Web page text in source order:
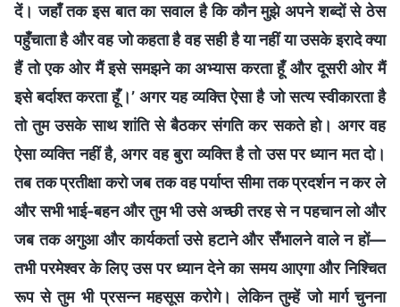
दें। जहाँ तक इस बात का सवाल है कि कौन मुझे अपने शब्दों से ठेस
पहुँचाता है और वह जो कहता है वह सही है या नहीं या उसके इरादे क्या
हैं तो एक ओर मैं इसे समझने का अभ्यास करता हूँ और दूसरी ओर मैं
इसे बर्दाश्त करता हूँ।’ अगर यह व्यक्ति ऐसा है जो सत्य स्वीकारता है
तो तुम उसके साथ शांति से बैठकर संगति कर सकते हो। अगर वह
ऐसा व्यक्ति नहीं है, अगर वह बुरा व्यक्ति है तो उस पर ध्यान मत दो।
तब तक प्रतीक्षा करो जब तक वह पर्याप्त सीमा तक प्रदर्शन न कर ले
और सभी भाई-बहन और तुम भी उसे अच्छी तरह से न पहचान लो और
जब तक अगुआ और कार्यकर्ता उसे हटाने और सँभालने वाले न हों—
तभी परमेश्वर के लिए उस पर ध्यान देने का समय आएगा और निश्चित
रूप से तुम भी प्रसन्न महसूस करोगे। लेकिन तुम्हें जो मार्ग चुनना